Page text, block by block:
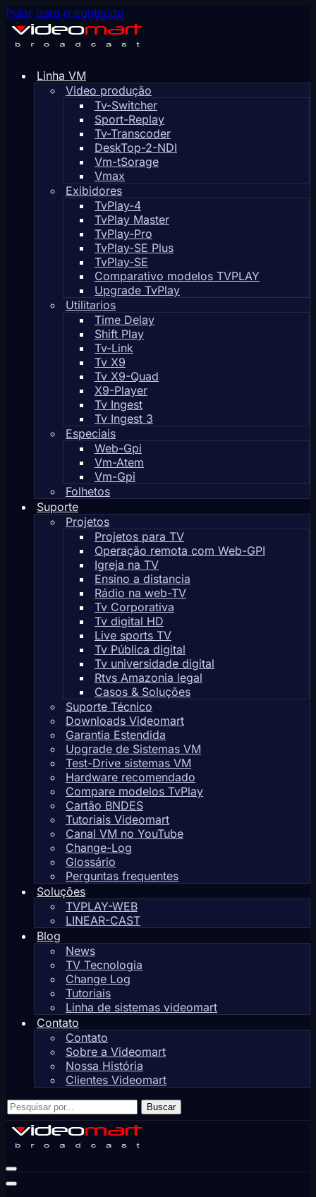
Pular para o conteúdo
Linha VM
Video produção
Tv-Switcher
Sport-Replay
Tv-Transcoder
DeskTop-2-NDI
Vm-tSorage
Vmax
Exibidores
TvPlay-4
TvPlay Master
TvPlay-Pro
TvPlay-SE Plus
TvPlay-SE
Comparativo modelos TVPLAY
Upgrade TvPlay
Utilitarios
Time Delay
Shift Play
Tv-Link
Tv X9
Tv X9-Quad
X9-Player
Tv Ingest
Tv Ingest 3
Especiais
Web-Gpi
Vm-Atem
Vm-Gpi
Folhetos
Suporte
Projetos
Projetos para TV
Operação remota com Web-GPI
Igreja na TV
Ensino a distancia
Rádio na web-TV
Tv Corporativa
Tv digital HD
Live sports TV
Tv Pública digital
Tv universidade digital
Rtvs Amazonia legal
Casos & Soluções
Suporte Técnico
Downloads Videomart
Garantia Estendida
Upgrade de Sistemas VM
Test-Drive sistemas VM
Hardware recomendado
Compare modelos TvPlay
Cartão BNDES
Tutoriais Videomart
Canal VM no YouTube
Change-Log
Glossário
Perguntas frequentes
Soluções
TVPLAY-WEB
LINEAR-CAST
Blog
News
TV Tecnologia
Change Log
Tutoriais
Linha de sistemas videomart
Contato
Contato
Sobre a Videomart
Nossa História
Clientes Videomart
Pesquisar
Buscar
Menu
de
Menu